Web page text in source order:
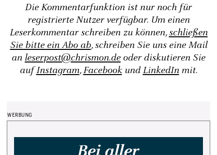
Die Kommentarfunktion ist nur noch für
registrierte Nutzer verfügbar. Um einen
Leserkommentar schreiben zu können,schließen
Sie bitte ein Abo ab, schreiben Sie uns eine Mail
an leserpost@chrismon.de oder diskutieren Sie
aufInstagram,FacebookundLinkedInmit.